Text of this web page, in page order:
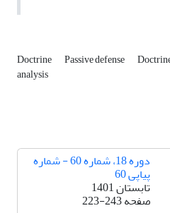
Doctrine Passive defense
analysis
دوره 18، شماره 60 - شماره
پیاپی 60
تابستان 1401
صفحه223-243